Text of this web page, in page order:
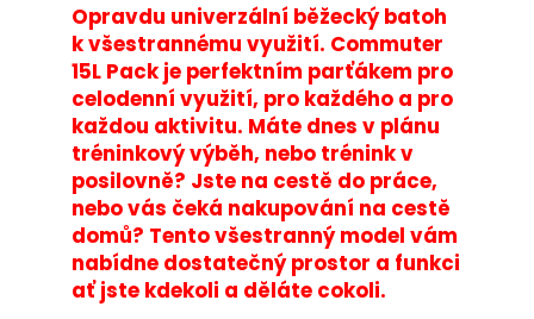
Opravdu univerzální běžecký batoh
k všestrannému využití. Commuter
15L Pack je perfektním parťákem pro
celodenní využití, pro každého a pro
každou aktivitu. Máte dnes v plánu
tréninkový výběh, nebo trénink v
posilovně? Jste na cestě do práce,
nebo vás čeká nakupování na cestě
domů? Tento všestranný model vám
nabídne dostatečný prostor a funkci
ať jste kdekoli a děláte cokoli.
BĚŽECKÉ
TRIKO
RONHILL
CORE